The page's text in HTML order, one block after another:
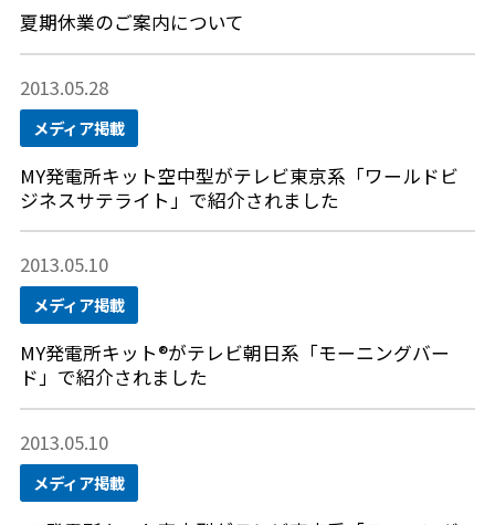
夏期休業のご案内について
2013.05.28
メディア掲載
MY発電所キット空中型がテレビ東京系「ワールドビ
ジネスサテライト」で紹介されました
2013.05.10
メディア掲載
MY発電所キット®がテレビ朝日系「モーニングバー
ド」で紹介されました
2013.05.10
メディア掲載